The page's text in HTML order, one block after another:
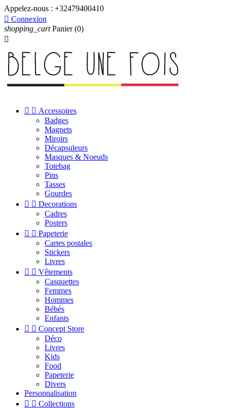
Appelez-nous : +32479400410
 Connexion
shopping_cart Panier (0)

  Accessoires
Badges
Magnets
Miroirs
Décapsuleurs
Masques & Noeuds
Totebag
Pins
Tasses
Gourdes
  Decorations
Cadres
Posters
  Papeterie
Cartes postales
Stickers
Livres
  Vêtements
Casquettes
Femmes
Hommes
Bébés
Enfants
  Concept Store
Déco
Livres
Kids
Food
Papeterie
Divers
Personnalisation
  Collections